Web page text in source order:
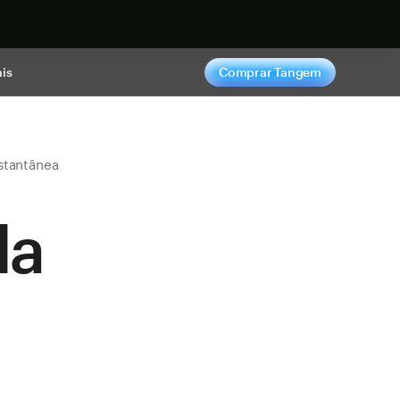
Comprar Tangem